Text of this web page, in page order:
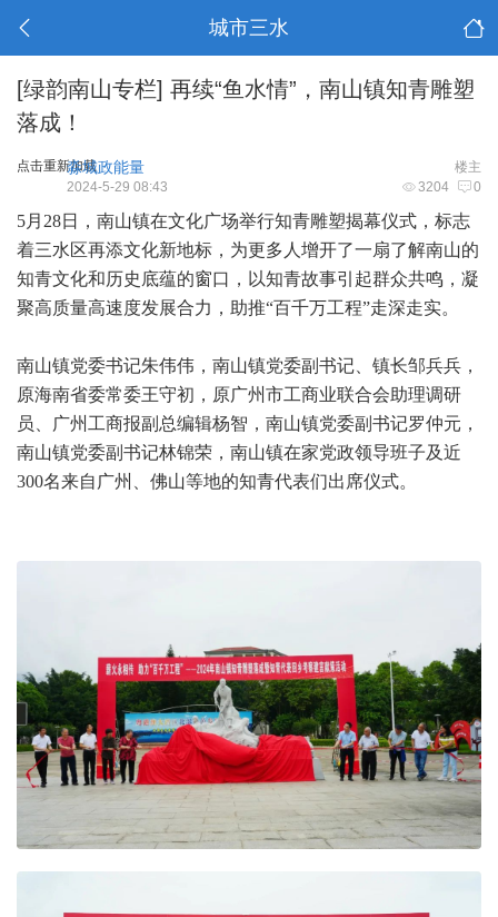
城市三水
[绿韵南山专栏] 再续“鱼水情”，南山镇知青雕塑
落成！
点击重新加载 楼主
淼城政能量
3204 0
2024-5-29 08:43
5月28日，南山镇在文化广场举行知青雕塑揭幕仪式，标志
着三水区再添文化新地标，为更多人增开了一扇了解南山的
知青文化和历史底蕴的窗口，以知青故事引起群众共鸣，凝
聚高质量高速度发展合力，助推“百千万工程”走深走实。
南山镇党委书记朱伟伟，南山镇党委副书记、镇长邹兵兵，
原海南省委常委王守初，原广州市工商业联合会助理调研
员、广州工商报副总编辑杨智，南山镇党委副书记罗仲元，
南山镇党委副书记林锦荣，南山镇在家党政领导班子及近
300名来自广州、佛山等地的知青代表们出席仪式。